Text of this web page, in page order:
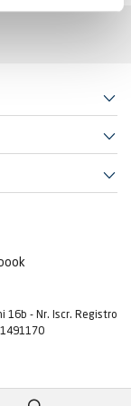
16b - Nr. Iscr. Registro